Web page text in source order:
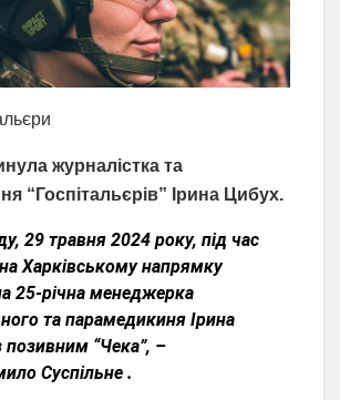
журналістка та
“Госпітальєрів” Ірина Цибух.
29 травня 2024 року, під час
на Харківському напрямку
25-річна менеджерка
та парамедикиня Ірина
позивним “Чека”, –
Суспільне .